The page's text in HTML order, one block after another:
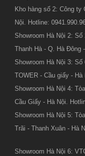
Kho hàng số 2: Công
Nội. Hotline:
Showroom Hà Nội 2:
Thanh Hà - Q. Hà Đông
Showroom Hà Nội 3:
TOWER - Cầu giấy -
Showroom Hà Nội 4:
Cầu Giấy - Hà Nội.
Showroom Hà Nội 5:
Trãi - Thanh Xuân - Hà
Showroom Hà Nội 6: